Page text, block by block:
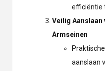
efficiëntie
Veilig Aanslaan
Armseinen
aanslaan